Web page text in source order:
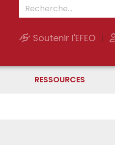
Soutenir l'EFEO |
RESSOURCES